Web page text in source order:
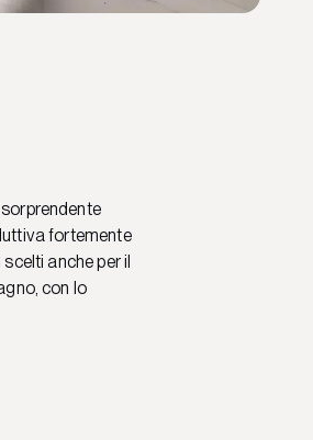
fortemente
anche per il
con lo